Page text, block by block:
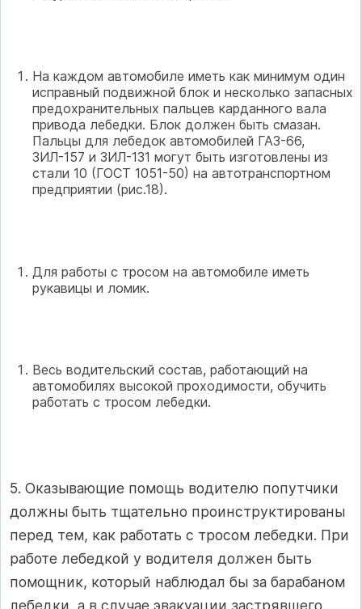
На каждом автомобиле иметь как минимум один
исправный подвижной блок и несколько запасных
предохранительных пальцев карданного вала
привода лебедки. Блок должен быть смазан.
Пальцы для лебедок автомобилей ГАЗ-66,
ЗИЛ-157 и ЗИЛ-131 могут быть изготовлены из
стали 10 (ГОСТ 1051-50) на автотранспортном
предприятии (рис.18).
Для работы с тросом на автомобиле иметь
рукавицы и ломик.
Весь водительский состав, работающий на
автомобилях высокой проходимости, обучить
работать с тросом лебедки.
5. Оказывающие помощь водителю попутчики
должны быть тщательно проинструктированы
перед тем, как работать с тросом лебедки. При
работе лебедкой у водителя должен быть
помощник, который наблюдал бы за барабаном
лебедки, а в случае эвакуации застрявшего